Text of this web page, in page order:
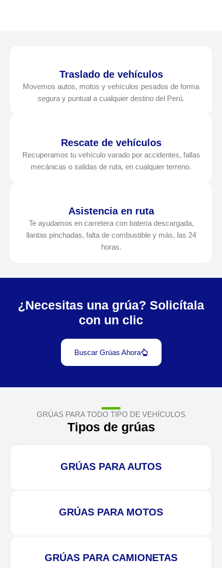
Traslado de vehículos
Movemos autos, motos y vehículos pesados de forma
segura y puntual a cualquier destino del Perú.
Rescate de vehículos
Recuperamos tu vehículo varado por accidentes, fallas
mecánicas o salidas de ruta, en cualquier terreno.
Asistencia en ruta
Te ayudamos en carretera con batería descargada,
llantas pinchadas, falta de combustible y más, las 24
horas.
¿Necesitas una grúa? Solicítala
con un clic
Buscar Grúas Ahora
GRÚAS PARA TODO TIPO DE VEHÍCULOS
Tipos de grúas
GRÚAS PARA AUTOS
GRÚAS PARA MOTOS
GRÚAS PARA CAMIONETAS